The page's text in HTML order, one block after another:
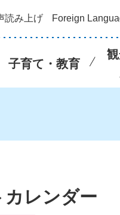
読み上げ Foreign
子育て・教育
カレンダー